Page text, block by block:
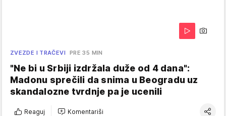
ZVEZDE I TRAČEVI PRE 35 MIN
"Ne bi u Srbiji izdržala duže od 4 dana":
Madonu sprečili da snima u Beogradu uz
skandalozne tvrdnje pa je ucenili
Reaguj Komentariši